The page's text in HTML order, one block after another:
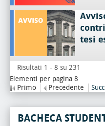
tesi
Risultati 1 - 8 su 231
Elementi per pagina 8
Primo
Precedente
BACHECA